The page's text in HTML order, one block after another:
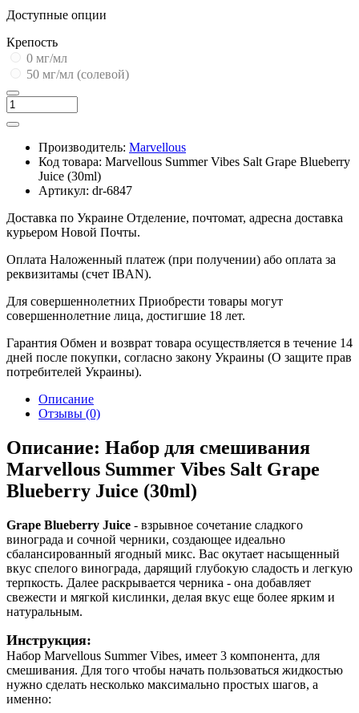
Доступные опции
Крепость
0 мг/мл
50 мг/мл (солевой)
Производитель: Marvellous
Код товара: Marvellous Summer Vibes Salt Grape Blueberry
Juice (30ml)
Артикул: dr-6847
Доставка по Украине Отделение, почтомат, адресна доставка
курьером Новой Почты.
Оплата Наложенный платеж (при получении) або оплата за
реквизитамы (счет IBAN).
Для совершеннолетних Приобрести товары могут
совершеннолетние лица, достигшие 18 лет.
Гарантия Обмен и возврат товара осуществляется в течение 14
дней после покупки, согласно закону Украины (О защите прав
потребителей Украины).
Описание
Отзывы (0)
Описание: Набор для смешивания
Marvellous Summer Vibes Salt Grape
Blueberry Juice (30ml)
Grape Blueberry Juice - взрывное сочетание сладкого
винограда и сочной черники, создающее идеально
сбалансированный ягодный микс. Вас окутает насыщенный
вкус спелого винограда, дарящий глубокую сладость и легкую
терпкость. Далее раскрывается черника - она ​​добавляет
свежести и мягкой кислинки, делая вкус еще более ярким и
натуральным.
Инструкция:
Набор Marvellous Summer Vibes, имеет 3 компонента, для
смешивания. Для того чтобы начать пользоваться жидкостью
нужно сделать несколько максимально простых шагов, а
именно: